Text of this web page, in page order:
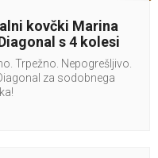
kovčki Marina
s 4 kolesi
Trpežno. Nepogrešljivo.
za sodobnega